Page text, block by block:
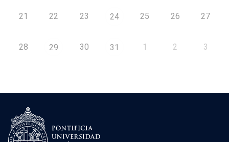
21 22 23 24 25 26 27
28 29 30 31 1 2 3